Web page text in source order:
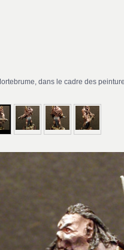
dans le cadre des